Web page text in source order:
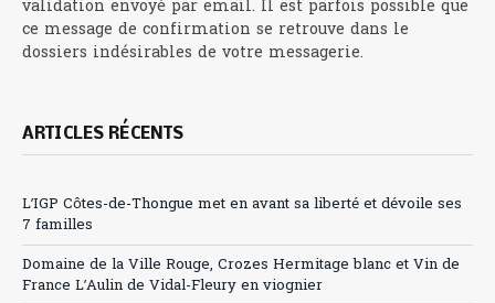
validation envoyé par email. Il est parfois possible que
ce message de confirmation se retrouve dans le
dossiers indésirables de votre messagerie.
ARTICLES RÉCENTS
L’IGP Côtes-de-Thongue met en avant sa liberté et dévoile ses
7 familles
Domaine de la Ville Rouge, Crozes Hermitage blanc et Vin de
France L’Aulin de Vidal-Fleury en viognier